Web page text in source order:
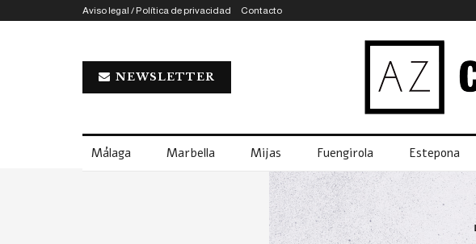
Aviso legal / Política de privacidad Contacto
NEWSLETTER
Málaga Marbella Mijas Fuengirola Estepona